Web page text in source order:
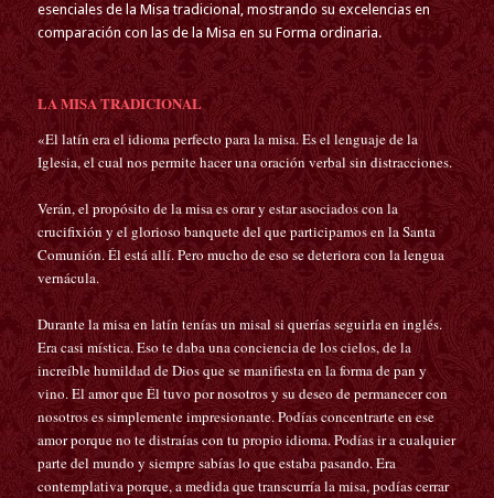
esenciales de la Misa tradicional, mostrando su excelencias en
comparación con las de la Misa en su Forma ordinaria.
LA MISA TRADICIONAL
«El latín era el idioma perfecto para la misa.Es el lenguaje de la
Iglesia, el cual nos permite hacer una oración verbal sin distracciones.
Verán, el propósito de la misa es orar y estar asociados con la
crucifixión y el glorioso banquete del que participamos en la Santa
Comunión. Él está allí. Pero mucho de eso se deteriora con la lengua
vernácula.
Durante la misa en latín tenías un misal si querías seguirla en inglés.
Era casi mística. Eso te daba una conciencia de los cielos, de la
increíble humildad de Dios que se manifiesta en la forma de pan y
vino. El amor que Él tuvo por nosotros y su deseo de permanecer con
nosotros es simplemente impresionante. Podías concentrarte en ese
amor porque no te distraías con tu propio idioma. Podías ir a cualquier
parte del mundo y siempre sabías lo que estaba pasando. Era
contemplativa porque, a medida que transcurría la misa, podías cerrar